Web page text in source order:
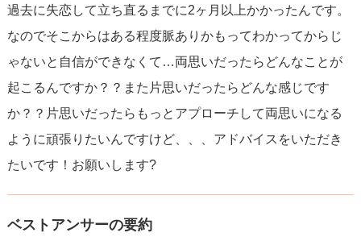
過去に失恋して立ち直るまでに2ヶ月以上かかったんです。
なのでそこからはある程度脈ありかもってわかってからじ
ゃないと自信ができなくて…両思いだったらどんなことが
起こるんですか？？また片思いだったらどんな感じです
か？？片思いだったらもっとアプローチして両思いになる
ように頑張りたいんですけど、、、アドバイスをいただき
たいです！お願いします?
ベストアンサーの要約